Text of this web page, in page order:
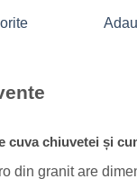
cuva chiuvetei și
din granit are